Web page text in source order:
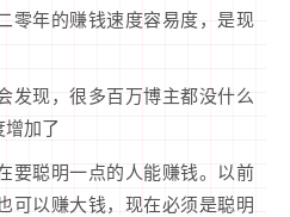
零年的赚钱速度容易度，是现
发现，很多百万博主都没什么
加了
要聪明一点的人能赚钱。以前
可以赚大钱，现在必须是聪明